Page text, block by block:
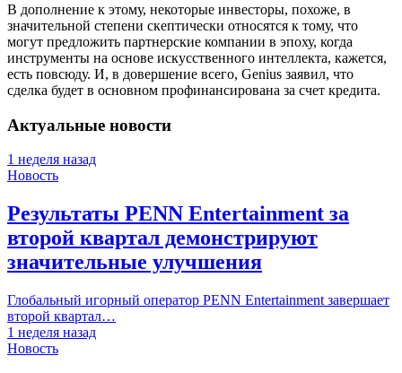
В дополнение к этому, некоторые инвесторы, похоже, в
значительной степени скептически относятся к тому, что
могут предложить партнерские компании в эпоху, когда
инструменты на основе искусственного интеллекта, кажется,
есть повсюду. И, в довершение всего, Genius заявил, что
сделка будет в основном профинансирована за счет кредита.
Актуальные новости
1 неделя назад
Новость
Результаты PENN Entertainment за
второй квартал демонстрируют
значительные улучшения
Глобальный игорный оператор PENN Entertainment завершает
второй квартал…
1 неделя назад
Новость